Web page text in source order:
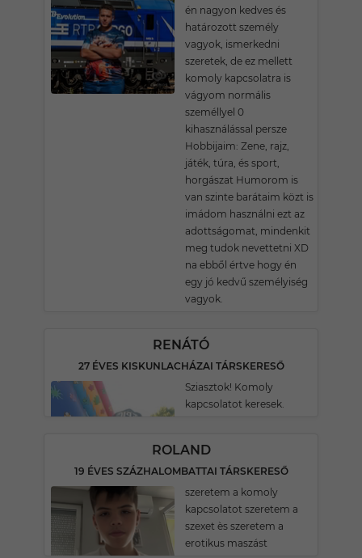
én nagyon kedves és
határozott személy
vagyok, ismerkedni
szeretek, de ez mellett
komoly kapcsolatra is
vágyom normális
személlyel 0
kihasználással persze
Hobbijaim: Zene, rajz,
játék, túra, és sport,
horgászat Humorom is
van szinte barátaim közt is
imádom használni ezt az
adottságomat, mindenkit
meg tudok nevettetni XD
na ebből értve hogy én
egy jó kedvű személyiség
vagyok.
RENÁTÓ
27 ÉVES KISKUNLACHÁZAI TÁRSKERESŐ
Sziasztok! Komoly
kapcsolatot keresek.
ROLAND
19 ÉVES SZÁZHALOMBATTAI TÁRSKERESŐ
szeretem a komoly
kapcsolatot szeretem a
szexet ès szeretem a
erotikus maszást